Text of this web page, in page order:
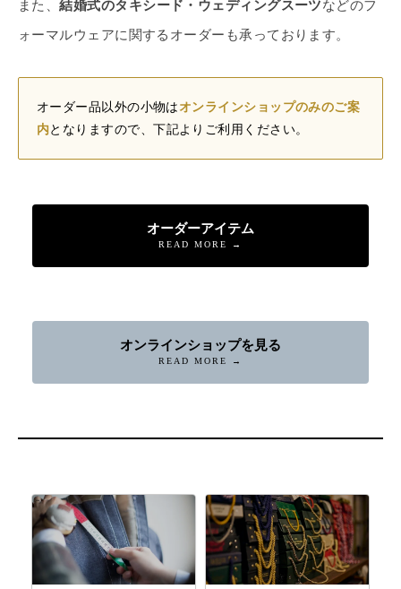
また、結婚式のタキシード・ウェディングスーツなどのフ
ォーマルウェアに関するオーダーも承っております。
オーダー品以外の小物はオンラインショップのみのご案
内 となりますので、下記よりご利用ください。
オーダーアイテム
READ MORE →
オンラインショップを見る
READ MORE →
店舗へ連絡 来店予約・問い合わせ オンラインショップ